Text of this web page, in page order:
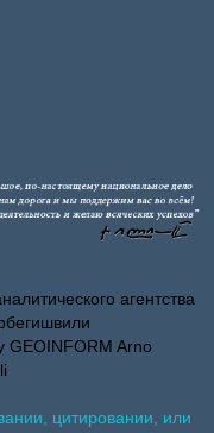
агентства
GEOINFORM Arno
цитировании, или